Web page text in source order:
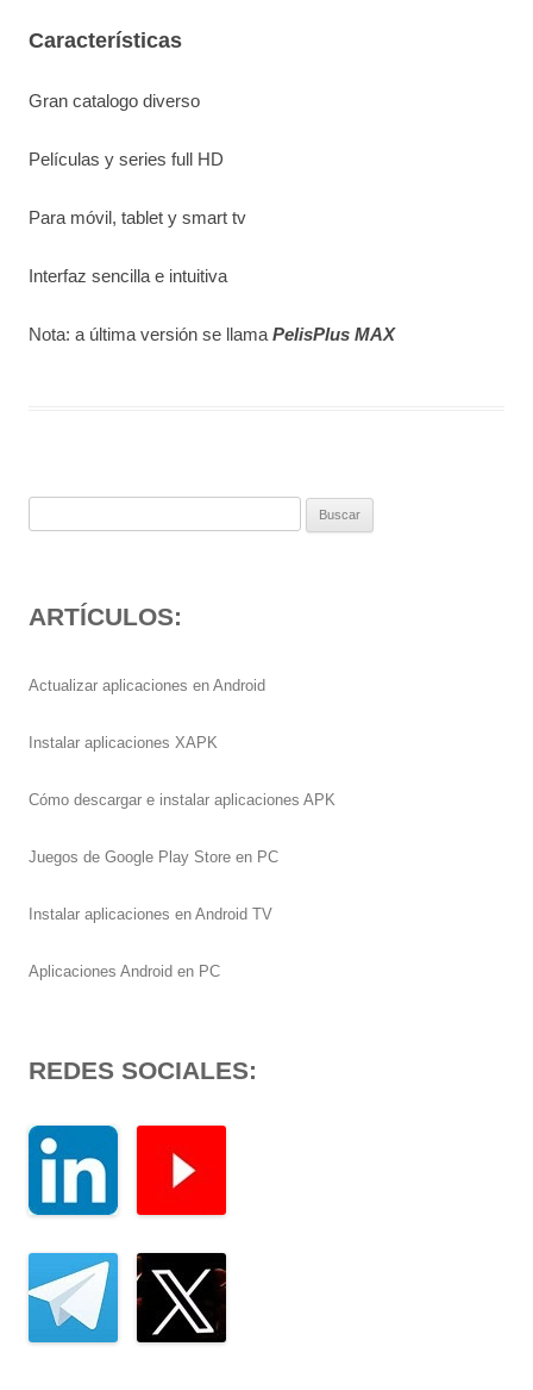
Características
Gran catalogo diverso
Películas y series full HD
Para móvil, tablet y smart tv
Interfaz sencilla e intuitiva
Nota: a última versión se llama PelisPlus MAX
ARTÍCULOS:
Actualizar aplicaciones en Android
Instalar aplicaciones XAPK
Cómo descargar e instalar aplicaciones APK
Juegos de Google Play Store en PC
Instalar aplicaciones en Android TV
Aplicaciones Android en PC
REDES SOCIALES: